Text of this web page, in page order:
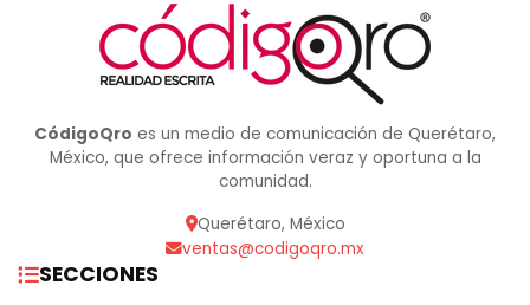
CódigoQro es un medio de comunicación de Querétaro,
México, que ofrece información veraz y oportuna a la
comunidad.
Querétaro, México
ventas@codigoqro.mx
SECCIONES